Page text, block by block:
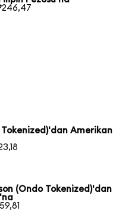
Amerikan
(Ondo Tokenized)'dan